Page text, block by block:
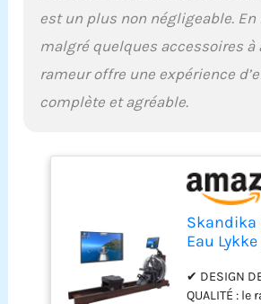
tout à fait
est un plus non négligeable. En
malgré quelques accessoires à
rameur offre une expérience
complète et agréable.
Skandika
Eau
Bois,
✔ DESIGN
QUALITÉ : le